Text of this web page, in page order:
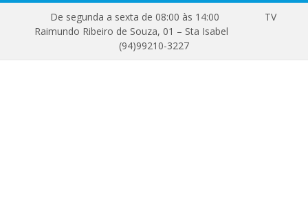
De segunda a sexta de 08:00 às 14:00
TV
Raimundo Ribeiro de Souza, 01 – Sta Isabel
(94)99210-3227